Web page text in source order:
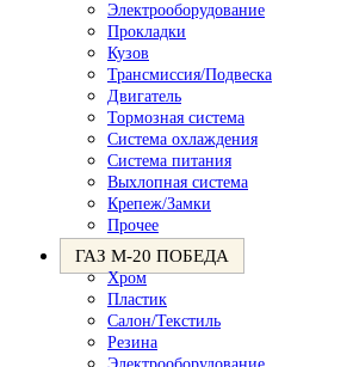
Электрооборудование
Прокладки
Кузов
Трансмиссия/Подвеска
Двигатель
Тормозная система
Система охлаждения
Система питания
Выхлопная система
Крепеж/Замки
Прочее
ГАЗ М-20 ПОБЕДА
Хром
Пластик
Салон/Текстиль
Резина